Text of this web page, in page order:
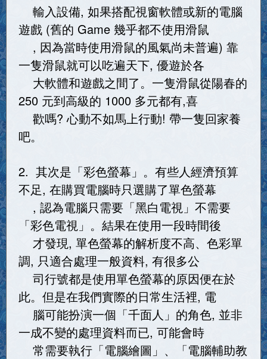
輸入設備, 如果搭配視窗軟體或新的電腦
遊戲 (舊的 Game 幾乎都不使用滑鼠
, 因為當時使用滑鼠的風氣尚未普遍) 靠
一隻滑鼠就可以吃遍天下, 優遊於各
大軟體和遊戲之間了。一隻滑鼠從陽春的
250 元到高級的 1000 多元都有,喜
歡嗎? 心動不如馬上行動! 帶一隻回家養
吧。
2. 其次是「彩色螢幕」。有些人經濟預算
不足, 在購買電腦時只選購了單色螢幕
, 認為電腦只需要「黑白電視」不需要
「彩色電視」。結果在使用一段時間後
才發現, 單色螢幕的解析度不高、色彩單
調, 只適合處理一般資料, 有很多公
司行號都是使用單色螢幕的原因便在於
此。但是在我們實際的日常生活裡, 電
腦可能扮演一個「千面人」的角色, 並非
一成不變的處理資料而已, 可能會時
常需要執行「電腦繪圖」、「電腦輔助教